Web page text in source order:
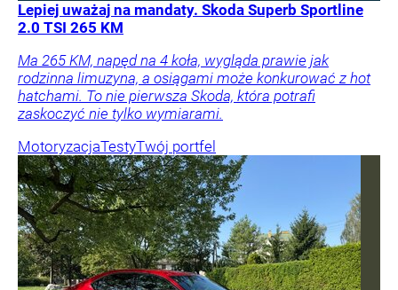
Lepiej uważaj na mandaty. Skoda Superb Sportline
2.0 TSI 265 KM
Ma 265 KM, napęd na 4 koła, wygląda prawie jak
rodzinna limuzyna, a osiągami może konkurować z hot
hatchami. To nie pierwsza Skoda, która potrafi
zaskoczyć nie tylko wymiarami.
MotoryzacjaTestyTwój portfel